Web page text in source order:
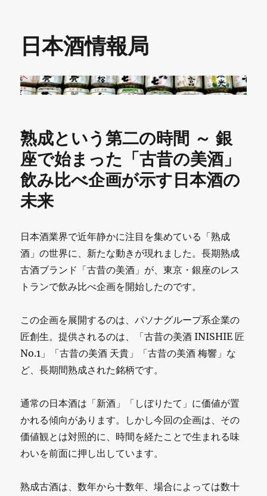
日本酒情報局
熟成という第二の時間 ～ 銀
座で始まった「古昔の美酒」
飲み比べ企画が示す日本酒の
未来
日本酒業界で近年静かに注目を集めている「熟成
酒」の世界に、新たな動きが現れました。長期熟成
古酒ブランド「古昔の美酒」が、東京・銀座のレス
トランで飲み比べ企画を開始したのです。
この企画を展開するのは、パソナグループ系企業の
匠創生。提供されるのは、「古昔の美酒 INISHIE 匠
No.1」「古昔の美酒 天貴」「古昔の美酒 梅響」な
ど、長期間熟成された銘柄です。
通常の日本酒は「新酒」「しぼりたて」に価値が置
かれる傾向があります。しかし今回の企画は、その
価値観とは対照的に、時間を経たことで生まれる味
わいを前面に押し出しています。
熟成古酒は、数年から十数年、場合によっては数十